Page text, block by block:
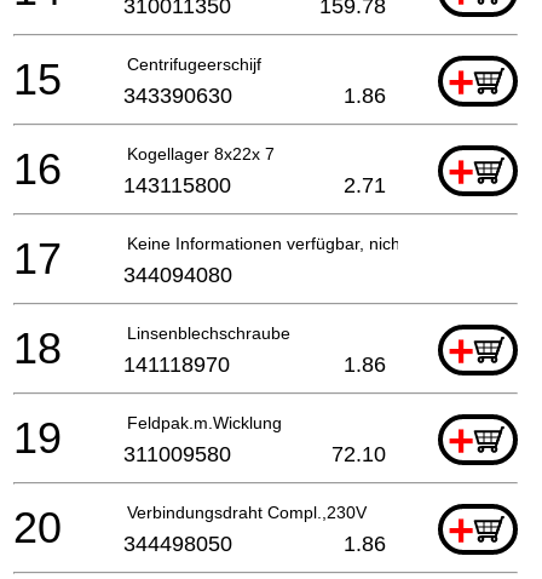
310011350 159.78
Centrifugeerschijf +
15 343390630 1.86
Kogellager 8x22x 7 +
16 143115800 2.71
Keine Informationen verfügbar, nicht bestellbar
17 344094080
Linsenblechschraube +
18 141118970 1.86
Feldpak.m.Wicklung +
19 311009580 72.10
Verbindungsdraht Compl.,230V +
20 344498050 1.86